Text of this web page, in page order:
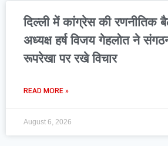
दिल्ली में कांग्रेस की रणनीतिक
अध्यक्ष हर्ष विजय गेहलोत ने
रूपरेखा पर रखे विचार
READ MORE »
August 6, 2026